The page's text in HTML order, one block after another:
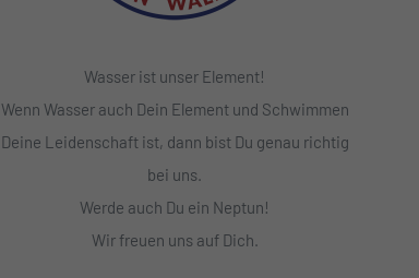
Wasser ist unser Element!
Wenn Wasser auch Dein Element und Schwimmen
Deine Leidenschaft ist, dann bist Du genau richtig
bei uns.
Werde auch Du ein Neptun!
Wir freuen uns auf Dich.